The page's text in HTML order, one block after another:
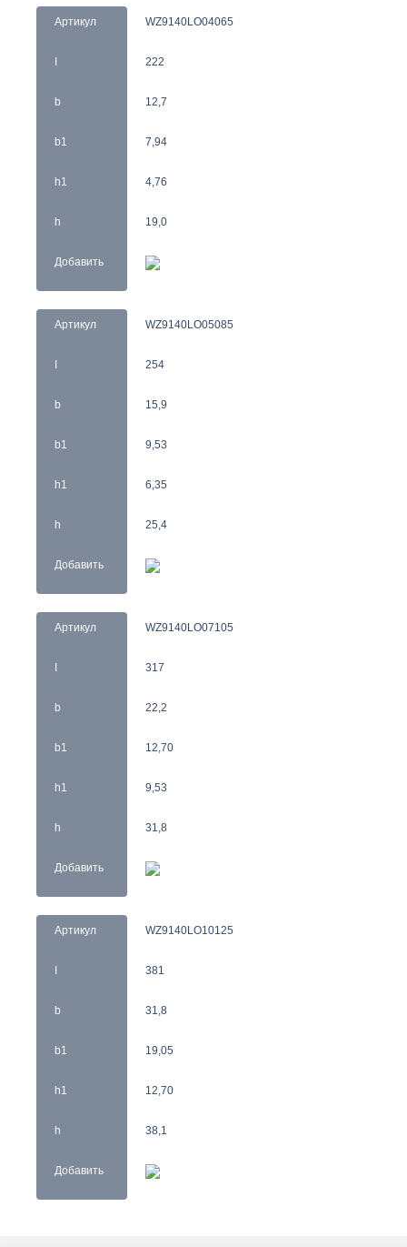
Артикул
I
b
b1
h1
h
Добавить
WZ9140LO04065
222
12,7
7,94
4,76
19,0
Артикул
I
b
b1
h1
h
Добавить
WZ9140LO05085
254
15,9
9,53
6,35
25,4
Артикул
I
b
b1
h1
h
Добавить
WZ9140LO07105
317
22,2
12,70
9,53
31,8
Артикул
I
b
b1
h1
h
Добавить
WZ9140LO10125
381
31,8
19,05
12,70
38,1